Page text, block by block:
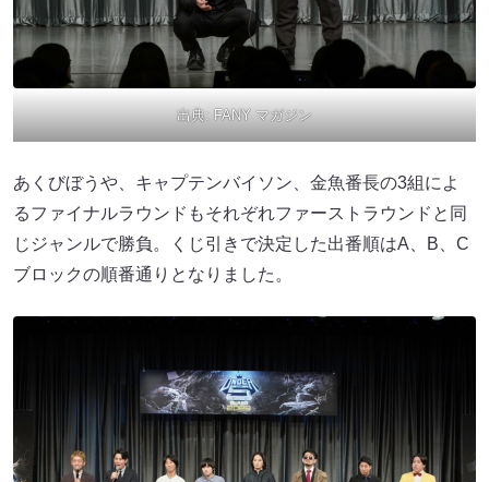
出典: FANY マガジン
あくびぼうや、キャプテンバイソン、金魚番長の3組によ
るファイナルラウンドもそれぞれファーストラウンドと同
じジャンルで勝負。くじ引きで決定した出番順はA、B、C
ブロックの順番通りとなりました。